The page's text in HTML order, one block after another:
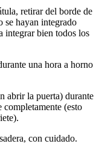
retirar del borde de
se hayan integrado
integrar bien todos los
una hora a horno
abrir la puerta) durante
completamente (esto
con cuidado.